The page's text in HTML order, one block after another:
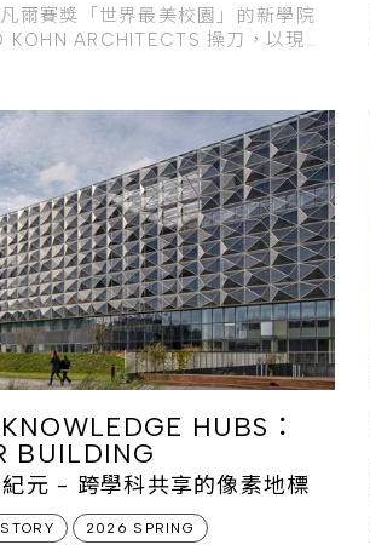
爾賽獎「世界最美校園」的新學院
KOHN ARCHITECTS 操刀，以現代
HUBS：
BUILDING
元 - 跨學科共享的像素地標
2026 SPRING